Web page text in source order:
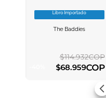
VER INFORMACION
Libro Importado
The Baddies
$114.932COP
$68.959COP